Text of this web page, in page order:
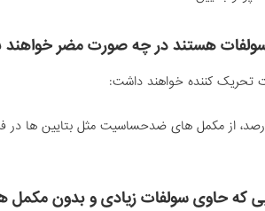
هستند در چه صورت مضر خواهند
در صورت استفاده بیش از ۲ درصد، از مکمل های ضدحساسیت مثل
که حاوی سولفات زیادی و بدون مکمل